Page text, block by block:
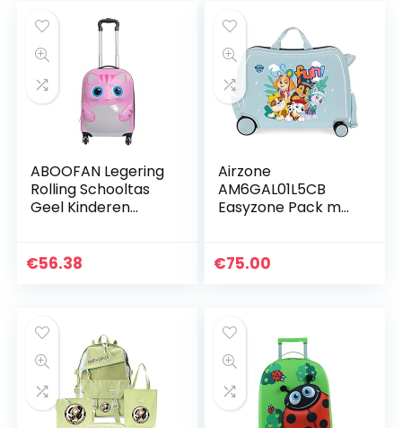
ABOOFAN Legering
Rolling Schooltas
Geel Kinderen
Rugzak Rolling Boek
€56.38
Airzone
AM6GAL01L5CB
Easyzone Pack met
€75.00